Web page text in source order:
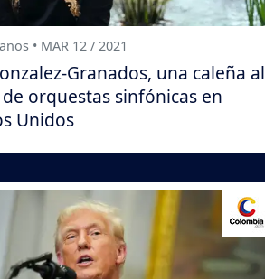
• MAR 12 / 2021
Granados, una caleña al
orquestas sinfónicas en
Unidos